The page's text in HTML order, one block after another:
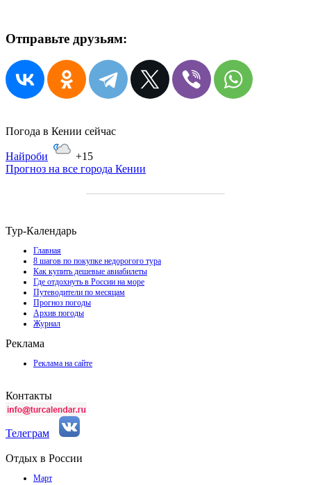
Отправьте друзьям:
Погода в Кении сейчас
Найроби
+15
Прогноз на все города Кении
Тур-Календарь
Главная
8 шагов по покупке недорогого тура
Как купить дешевые авиабилеты
Где отдохнуть в России на море
Путеводители по месяцам
Прогноз погоды
Архив погоды
Журнал
Реклама
Реклама на сайте
Контакты
Телеграм
Отдых в России
Март